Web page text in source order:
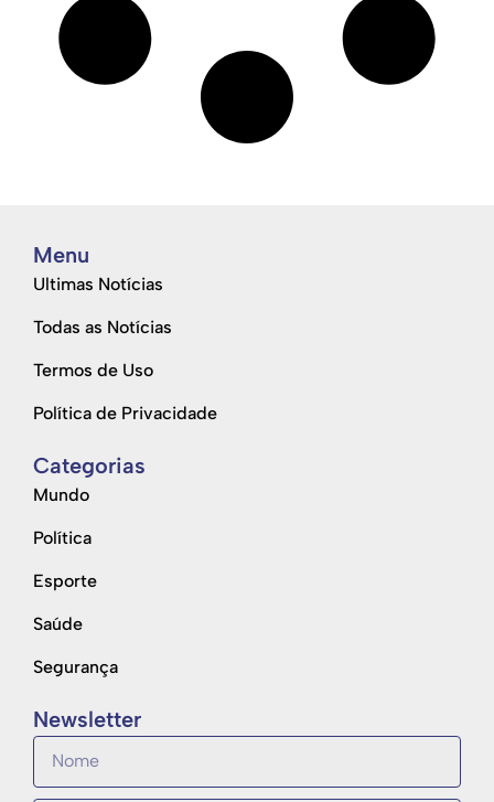
Menu
Ultimas Notícias
Todas as Notícias
Termos de Uso
Política de Privacidade
Categorias
Mundo
Política
Esporte
Saúde
Segurança
Newsletter